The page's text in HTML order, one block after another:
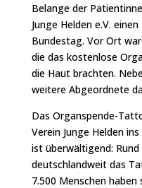
Belange der
Junge Helden e.V.
Bundestag. Vor Ort
die das kostenlose
die Haut brachten.
weitere Abgeordnete
Das Organspende-
Verein Junge Helden
ist überwältigend:
deutschlandweit das
7.500 Menschen